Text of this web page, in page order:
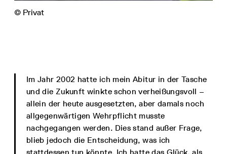
© Privat
Im Jahr 2002 hatte ich mein Abitur in der Tasche
und die Zukunft winkte schon verheißungsvoll –
allein der heute ausgesetzten, aber damals noch
allgegenwärtigen Wehrpflicht musste
nachgegangen werden. Dies stand außer Frage,
blieb jedoch die Entscheidung, was ich